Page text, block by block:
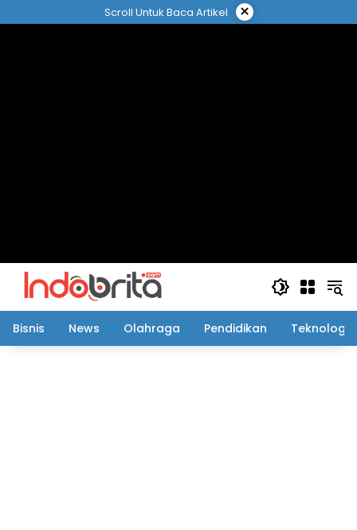
ke
Scroll Untuk Baca Artikel ×
Bisnis News Olahraga Pendidikan Teknologi